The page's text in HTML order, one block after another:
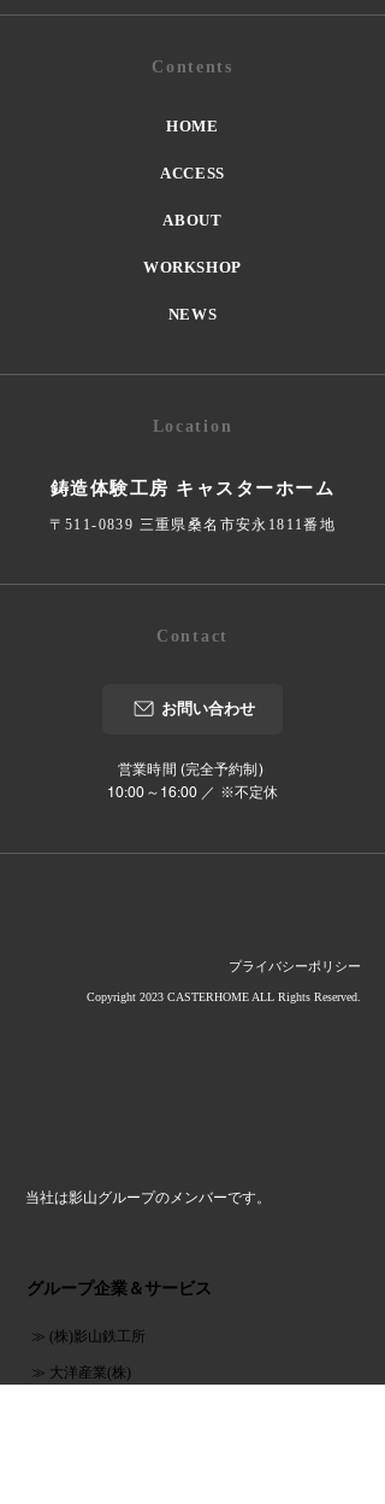
Contents
HOME
ACCESS
ABOUT
WORKSHOP
NEWS
Location
鋳造体験工房 キャスターホーム
〒511-0839 三重県桑名市安永1811番地
Contact
お問い合わせ
営業時間 (完全予約制)
10:00～16:00 ／ ※不定休
プライバシーポリシー
Copyright 2023 CASTERHOME ALL Rights Reserved.
当社は影山グループのメンバーです。
グループ企業＆サービス
≫ (株)影山鉄工所
≫ 大洋産業(株)